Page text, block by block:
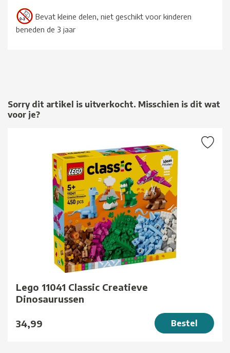
Bevat kleine delen, niet geschikt voor kinderen
beneden de 3 jaar
Sorry dit artikel is uitverkocht. Misschien is dit wat
voor je?
Lego 11041 Classic Creatieve
Dinosaurussen
34,99 Bestel